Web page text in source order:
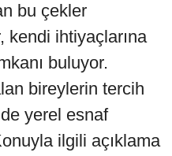
bu çekler
kendi ihtiyaçlarına
buluyor.
bireylerin tercih
yerel esnaf
ilgili açıklama